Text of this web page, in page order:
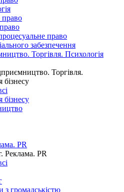
право
право
забезпечення
Торгівля. Психологія
Торгівля.
бізнесу
бізнесу
PR
Реклама. PR
з громадськістю